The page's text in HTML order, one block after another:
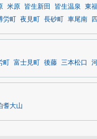
米原 皆生新田 皆生温泉 東
労町 夜見町 長砂町 車尾南
富士見町 後藤 三本松口
耆大山